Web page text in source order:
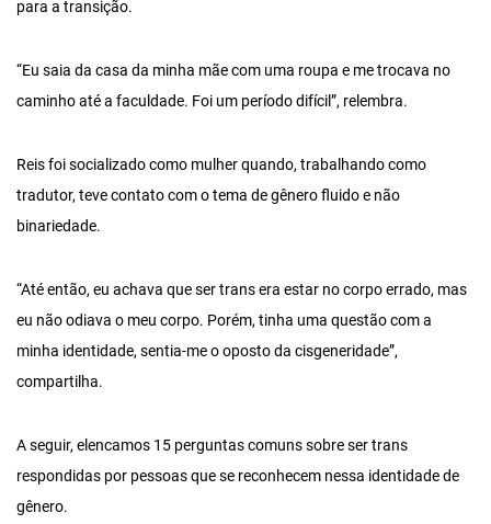
para a transição.
“Eu saia da casa da minha mãe com uma roupa e me trocava no
caminho até a faculdade. Foi um período difícil”, relembra.
Reis foi socializado como mulher quando, trabalhando como
tradutor, teve contato com o tema de gênero fluido e não
binariedade.
“Até então, eu achava que ser trans era estar no corpo errado, mas
eu não odiava o meu corpo. Porém, tinha uma questão com a
minha identidade, sentia-me o oposto da cisgeneridade”,
compartilha.
A seguir, elencamos 15 perguntas comuns sobre ser trans
respondidas por pessoas que se reconhecem nessa identidade de
gênero.